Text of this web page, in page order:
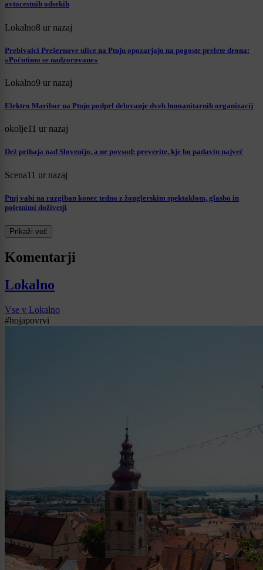
avtocestnih odsekih
Lokalno8 ur nazaj
Prebivalci Prešernove ulice na Ptuju opozarjajo na pogoste prelete drona:
»Počutimo se nadzorovane«
Lokalno9 ur nazaj
Elektro Maribor na Ptuju podprl delovanje dveh humanitarnih organizacij
okolje11 ur nazaj
Dež prihaja nad Slovenijo, a ne povsod: preverite, kje bo padavin največ
Scena11 ur nazaj
Ptuj vabi na razgiban konec tedna z žonglerskim spektaklom, glasbo in
poletnimi doživetji
Prikaži več
Komentarji
Lokalno
Vse v Lokalno
#hojapovrvi